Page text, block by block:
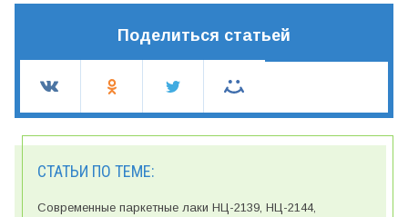
Поделиться статьей
СТАТЬИ ПО ТЕМЕ:
Современные паркетные лаки НЦ-2139, НЦ-2144,